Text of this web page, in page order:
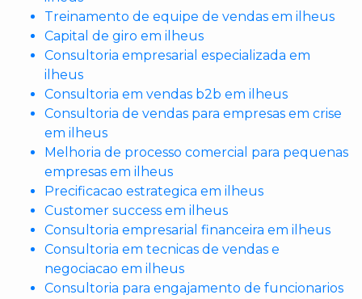
Treinamento de equipe de vendas em ilheus
Capital de giro em ilheus
Consultoria empresarial especializada em
ilheus
Consultoria em vendas b2b em ilheus
Consultoria de vendas para empresas em crise
em ilheus
Melhoria de processo comercial para pequenas
empresas em ilheus
Precificacao estrategica em ilheus
Customer success em ilheus
Consultoria empresarial financeira em ilheus
Consultoria em tecnicas de vendas e
negociacao em ilheus
Consultoria para engajamento de funcionarios